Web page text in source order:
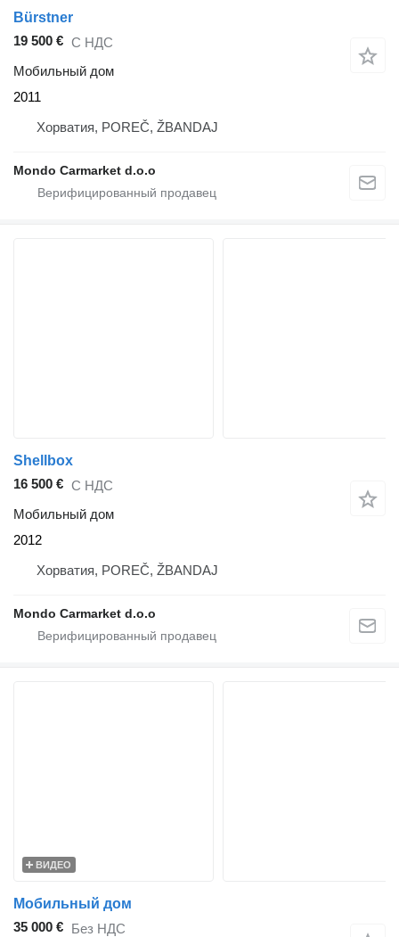
Bürstner
19 500 € С НДС
Мобильный дом
2011
Хорватия, POREČ, ŽBANDAJ
Mondo Carmarket d.o.o
Shellbox
16 500 € С НДС
Мобильный дом
2012
Хорватия, POREČ, ŽBANDAJ
Mondo Carmarket d.o.o
ВИДЕО
Мобильный дом
35 000 € Без НДС